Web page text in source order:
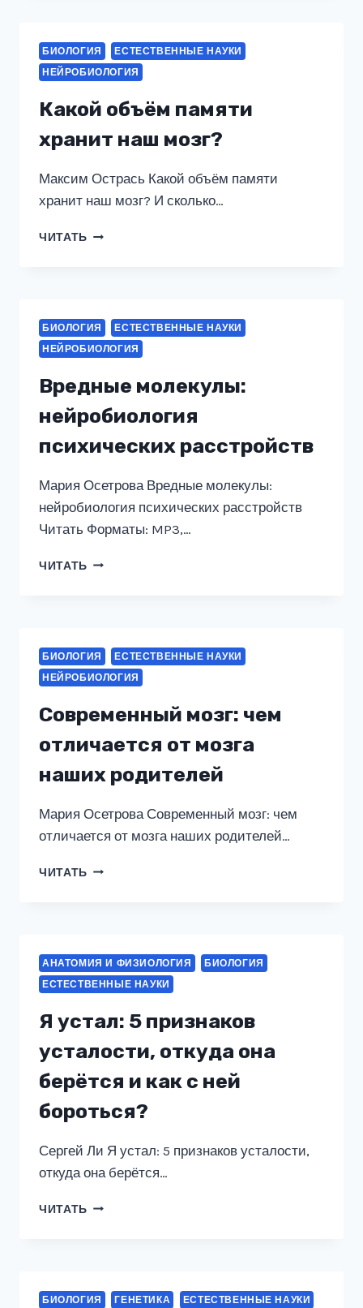
БИОЛОГИЯ
ЕСТЕСТВЕННЫЕ НАУКИ
НЕЙРОБИОЛОГИЯ
Какой объём памяти
хранит наш мозг?
Максим Острась Какой объём памяти
хранит наш мозг? И сколько…
ЧИТАТЬ КАКОЙ
МОЗГ?
БИОЛОГИЯ
ЕСТЕСТВЕННЫЕ НАУКИ
НЕЙРОБИОЛОГИЯ
Вредные молекулы:
нейробиология
психических расстройств
Мария Осетрова Вредные молекулы:
нейробиология психических расстройств
Читать Форматы: MP3,…
ЧИТАТЬ ВРЕДНЫЕ
БИОЛОГИЯ
ЕСТЕСТВЕННЫЕ НАУКИ
НЕЙРОБИОЛОГИЯ
Современный мозг: чем
отличается от мозга
наших родителей
Мария Осетрова Современный мозг: чем
отличается от мозга наших родителей…
ЧИТАТЬ СОВРЕМЕННЫЙ
МОЗГА
НАШИХ
РОДИТЕЛЕЙ
АНАТОМИЯ И ФИЗИОЛОГИЯ
БИОЛОГИЯ
ЕСТЕСТВЕННЫЕ НАУКИ
Я устал: 5 признаков
усталости, откуда она
берётся и как с ней
бороться?
Сергей Ли Я устал: 5 признаков усталости,
откуда она берётся…
ЧИТАТЬ Я
ОТКУДА
БИОЛОГИЯ ГЕНЕТИКА ЕСТЕСТВЕННЫЕ НАУКИ